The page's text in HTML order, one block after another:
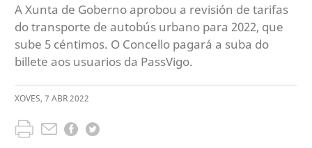
A Xunta de Goberno aprobou a revisión de tarifas
do transporte de autobús urbano para 2022, que
sube 5 céntimos. O Concello pagará a suba do
billete aos usuarios da PassVigo.
XOVES, 7 ABR2022